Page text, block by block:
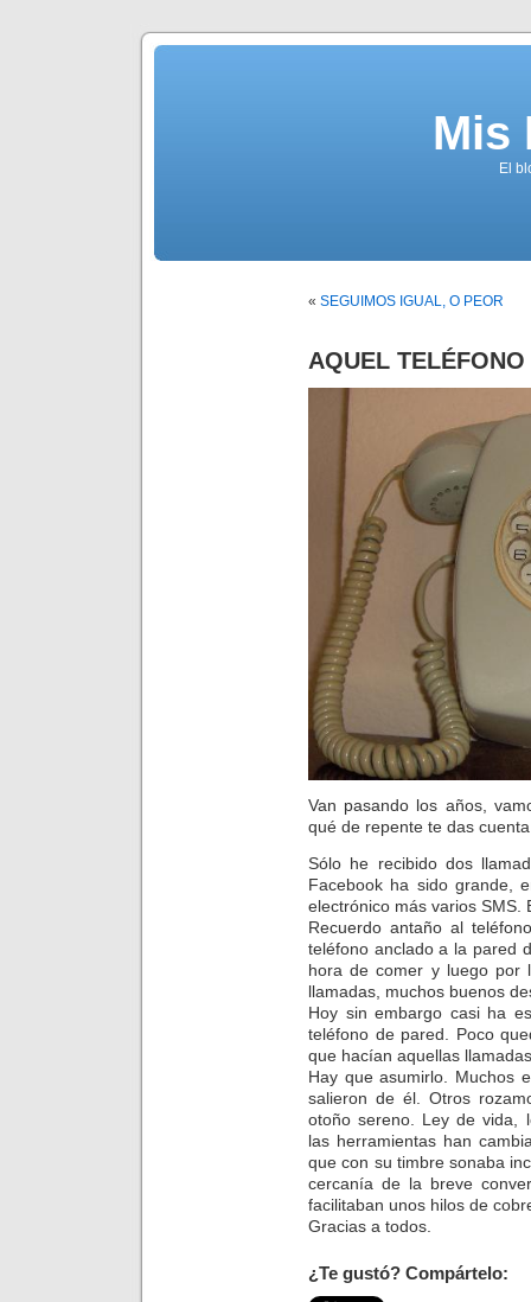
Mis
El
« SEGUIMOS IGUAL, O PEOR
AQUEL TELÉFONO
Van pasando los años,
qué de repente te das
Sólo he recibido dos
Facebook ha sido grande,
electrónico más varios SMS.
Recuerdo antaño al
teléfono anclado a la pared
hora de comer y luego por
llamadas, muchos buenos
Hoy sin embargo casi ha
teléfono de pared. Poco
que hacían aquellas
Hay que asumirlo. Muchos
salieron de él. Otros
otoño sereno. Ley de vida,
las herramientas han
que con su timbre sonaba
cercanía de la breve
facilitaban unos hilos de
Gracias a todos.
¿Te gustó? Compártelo: